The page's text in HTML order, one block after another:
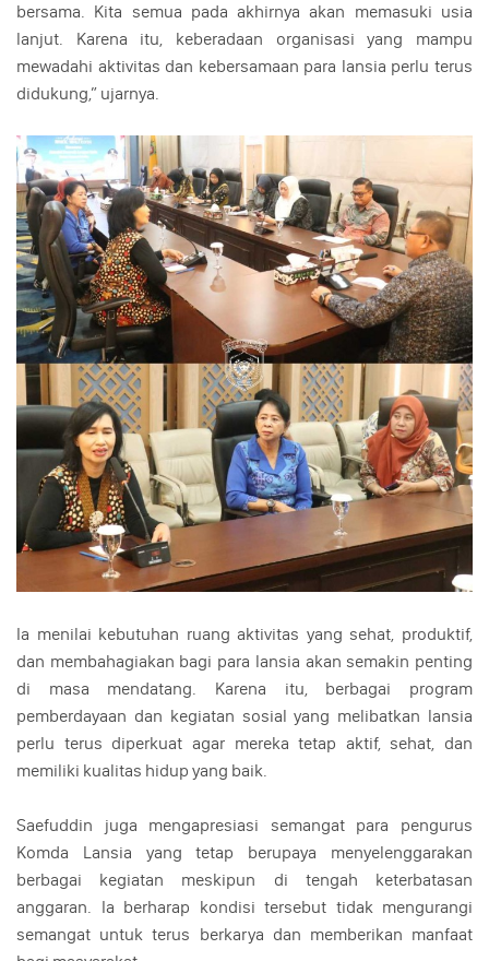
bersama. Kita semua pada akhirnya akan memasuki usia
lanjut. Karena itu, keberadaan organisasi yang mampu
mewadahi aktivitas dan kebersamaan para lansia perlu terus
didukung,” ujarnya.
Ia menilai kebutuhan ruang aktivitas yang sehat, produktif,
dan membahagiakan bagi para lansia akan semakin penting
di masa mendatang. Karena itu, berbagai program
pemberdayaan dan kegiatan sosial yang melibatkan lansia
perlu terus diperkuat agar mereka tetap aktif, sehat, dan
memiliki kualitas hidup yang baik.
Saefuddin juga mengapresiasi semangat para pengurus
Komda Lansia yang tetap berupaya menyelenggarakan
berbagai kegiatan meskipun di tengah keterbatasan
anggaran. Ia berharap kondisi tersebut tidak mengurangi
semangat untuk terus berkarya dan memberikan manfaat